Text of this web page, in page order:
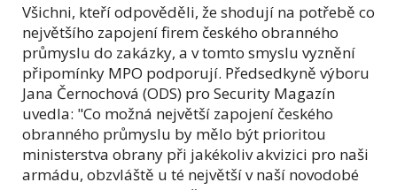
Všichni, kteří odpověděli, že shodují na potřebě co
největšího zapojení firem českého obranného
průmyslu do zakázky, a v tomto smyslu vyznění
připomínky MPO podporují. Předsedkyně výboru
Jana Černochová (ODS) pro Security Magazín
uvedla: "Co možná největší zapojení českého
obranného průmyslu by mělo být prioritou
ministerstva obrany při jakékoliv akvizici pro naši
armádu, obzvláště u té největší v naší novodobé